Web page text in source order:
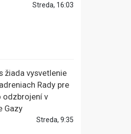
Streda, 16:03
žiada vysvetlenie
Rady pre
odzbrojení v
Gazy
Streda, 9:35